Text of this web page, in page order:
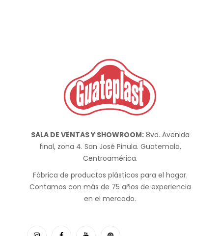
SALA DE VENTAS Y SHOWROOM:8va. Avenida
final, zona 4. San José Pinula. Guatemala,
Centroamérica.
Fábrica de productos plásticos para el hogar.
Contamos con más de 75 años de experiencia
en el mercado.